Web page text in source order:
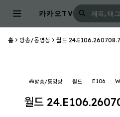
카카오TV
홈 방송/동영상 월드
방송/동영상 월드 E106
월드